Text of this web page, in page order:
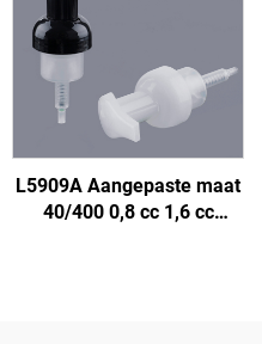
schuimpomp
L5909A Aangepaste maat
40/400 0,8 cc 1,6 cc